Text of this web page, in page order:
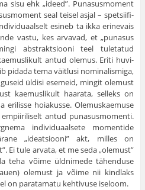
sisu ehk „ideed”. Punasusmoment
seal teisel asjal – spetsiifi­
esineb ta ikka erinevais
vastu, kes arvavad, et „punasus
abstraktsiooni teel tuletatud
antud olemus. Eriti huvi­
pidada tema väitlusi nominalismiga,
üldisi esemeid, mingit olemust
kaemuslikult haarata, selleks on
erilisse hoiakusse. Olemuskaemuse
antud punasusmomenti.
individuaalsete momentide
„ideatsiooni” akt, milles on
Ei tule arvata, et me seda „olemust”
teha võime üldnimede tähenduse
olemust ja võime nii kindlaks
on paratamatu kehtivuse iseloom.